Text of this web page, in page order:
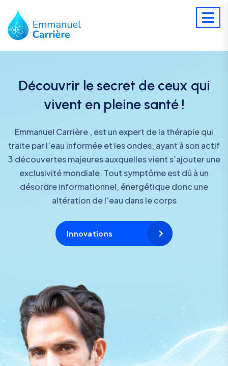
Découvrir le secret de ceux qui
vivent en pleine santé !
Emmanuel Carrière , est un expert de la thérapie qui
traite par l’eau informée et les ondes, ayant à son actif
3 découvertes majeures auxquelles vient s’ajouter une
exclusivité mondiale. Tout symptôme est dû à un
désordre informationnel, énergétique donc une
altération de l’eau dans le corps
Innovations